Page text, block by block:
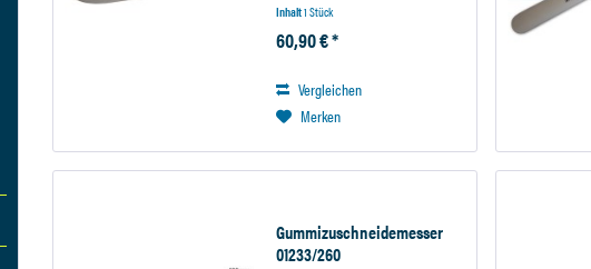
Standzeit des Messers. Der
Holzhandgriff liegt sicher in der
Inhalt1 Stück
60,90 € *
Vergleichen
Merken
Gummizuschneidemesser
01233/260